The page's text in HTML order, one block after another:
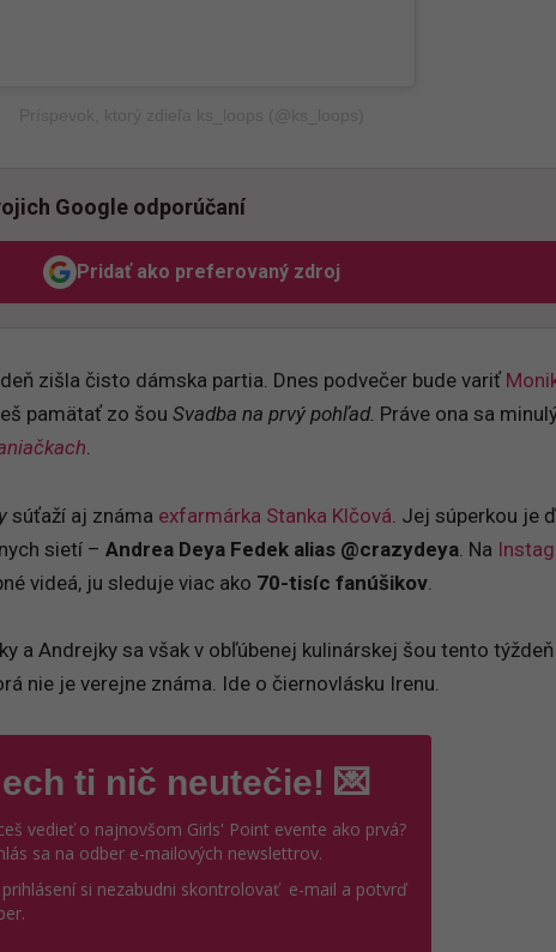
Google odporúčaní
Pridať ako preferovaný zdroj
Odzadu, odkaz sa otvorí v novom okne
zišla čisto dámska partia. Dnes podvečer bude variť
pamätať zo šou Svadba na prvý pohľad. Práve ona sa
súťaží aj známa exfarmárka Stanka Klčová . Jej súperkou je
sietí – Andrea Deya Fedek alias @crazydeya . Na
videá, ju sleduje viac ako 70-tisíc fanúšikov
a Andrejky sa však v obľúbenej kulinárskej šou tento týždeň
nie je verejne známa. Ide o čiernovlásku Irenu.
ti nič neutečie! 💌
vedieť o najnovšom Girls' Point evente ako prvá?
sa na odber e-mailových newslettrov.
prihlásení si nezabudni skontrolovať e-mail a potvrď